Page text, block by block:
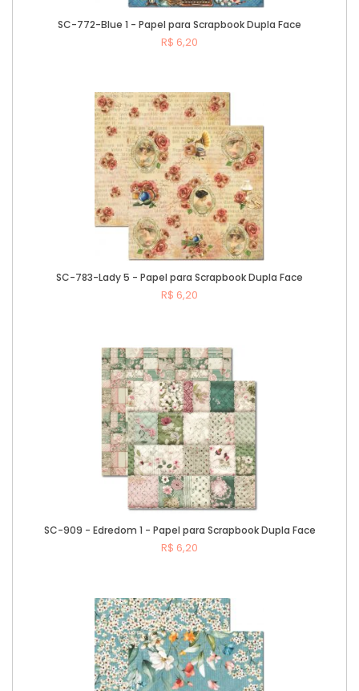
SC-772-Blue 1 - Papel para Scrapbook Dupla Face
R$ 6,20
SC-783-Lady 5 - Papel para Scrapbook Dupla Face
R$ 6,20
SC-909 - Edredom 1 - Papel para Scrapbook Dupla Face
R$ 6,20